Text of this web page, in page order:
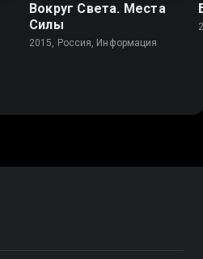
Вокруг Света. Места
Силы
2015, Россия, Информация